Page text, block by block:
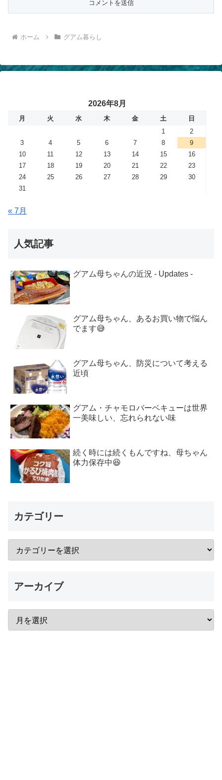
ホーム グアム暮らし
2026年8月
月 火 水 木 金 土
日
1
2
3
4 5 6 7 8
9
10
11 12 13 14 15
16
17
18 19 20 21 22
23
24
25 26 27 28 29
30
31
« 7月
人気記事
グアム母ちゃんの近況 - Updates -
グアム母ちゃん、あるお買い物で悩ん
でます😅
グアム母ちゃん、防災について考える
近頃
グアム・チャモロバーベキューは世界
一美味しい、忘れられない味
続く時には続くもんですね、母ちゃん
体力保存中😆
カテゴリー
アーカイブ